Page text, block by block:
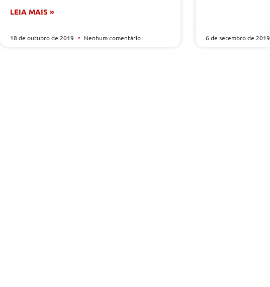
LEIA MAIS »
18 de outubro de 2019 Nenhum comentário 6 de setembro de 2019